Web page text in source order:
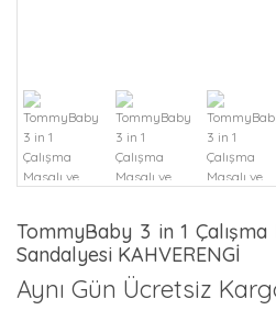
TommyBaby 3 in 1
Sandalyesi KAHVERENGİ
Aynı Gün Ücretsiz